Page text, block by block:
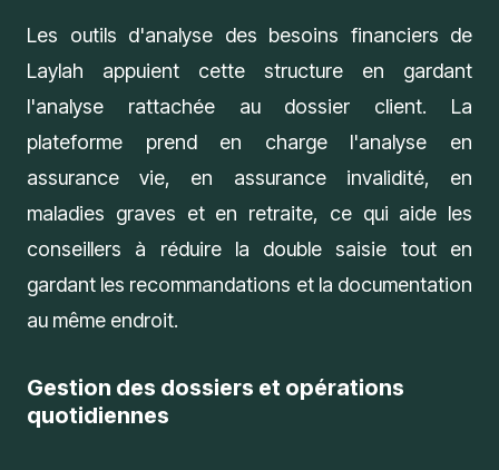
Les outils d'analyse des besoins financiers de
Laylah appuient cette structure en gardant
l'analyse rattachée au dossier client. La
plateforme prend en charge l'analyse en
assurance vie, en assurance invalidité, en
maladies graves et en retraite, ce qui aide les
conseillers à réduire la double saisie tout en
gardant les recommandations et la documentation
au même endroit.
Gestion des dossiers et opérations
quotidiennes